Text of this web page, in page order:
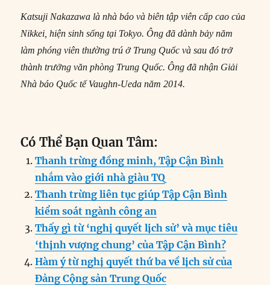
Katsuji Nakazawa là nhà báo và biên tập viên cấp cao của
Nikkei, hiện sinh sống tại Tokyo. Ông đã dành bảy năm
làm phóng viên thường trú ở Trung Quốc và sau đó trở
thành trưởng văn phòng Trung Quốc. Ông đã nhận Giải
Nhà báo Quốc tế Vaughn-Ueda năm 2014.
Có Thể Bạn Quan Tâm:
Thanh trừng đồng minh, Tập Cận Bình
nhắm vào giới nhà giàu TQ
Thanh trừng liên tục giúp Tập Cận Bình
kiểm soát ngành công an
Thấy gì từ ‘nghị quyết lịch sử’ và mục tiêu
‘thịnh vượng chung’ của Tập Cận Bình?
Hàm ý từ nghị quyết thứ ba về lịch sử của
Đảng Cộng sản Trung Quốc